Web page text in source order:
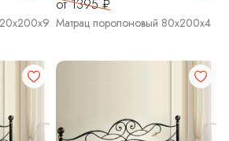
от 1395 ₽
Матрац поролоновый 80х200х4